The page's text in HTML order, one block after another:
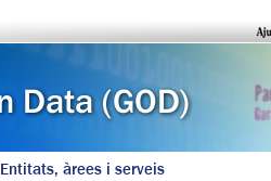
Entitats, àrees i serveis